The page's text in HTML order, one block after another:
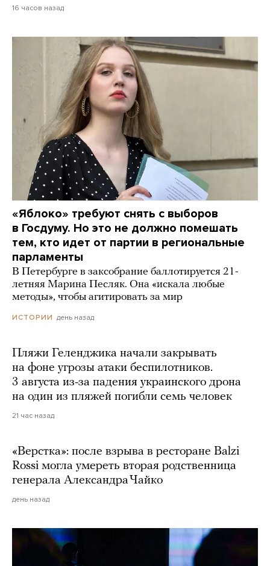
16 часов назад
«Яблоко» требуют снять с выборов
в Госдуму. Но это не должно помешать
тем, кто идет от партии в региональные
парламенты
В Петербурге в заксобрание баллотируется 21-
летняя Марина Песляк. Она «искала любые
методы», чтобы агитировать за мир
ИСТОРИИ день назад
Пляжи Геленджика начали закрывать
на фоне угрозы атаки беспилотников.
3 августа из-за падения украинского дрона
на один из пляжей погибли семь человек
21 час назад
«Верстка»: после взрыва в ресторане Balzi
Rossi могла умереть вторая родственница
генерала Александра Чайко
день назад